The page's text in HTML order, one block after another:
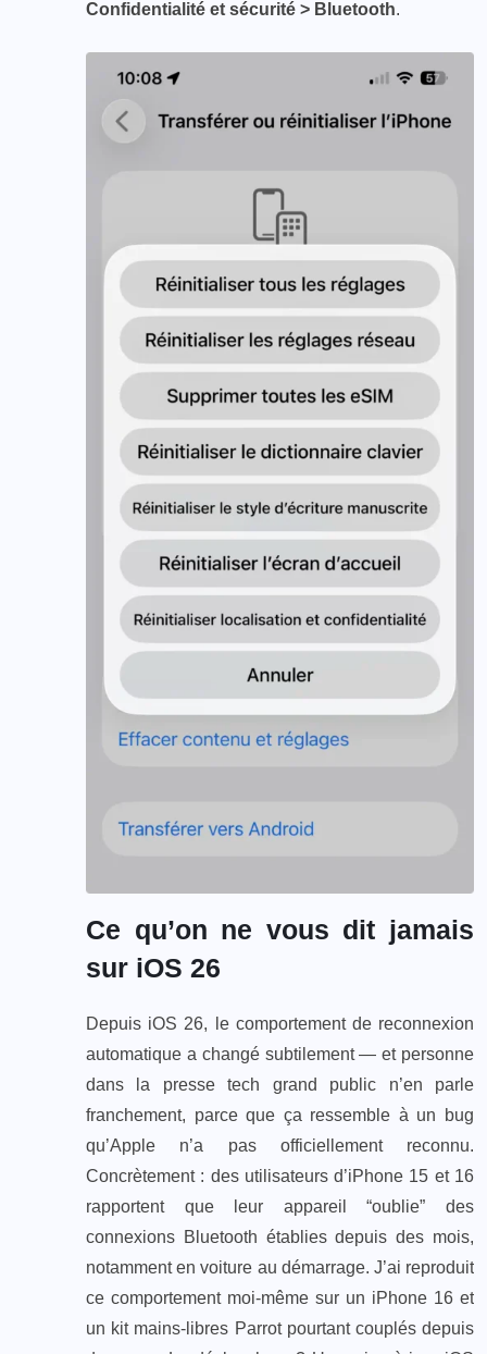
Confidentialité et sécurité > Bluetooth.
Ce qu’on ne vous dit jamais
sur iOS 26
Depuis iOS 26, le comportement de reconnexion
automatique a changé subtilement — et personne
dans la presse tech grand public n’en parle
franchement, parce que ça ressemble à un bug
qu’Apple n’a pas officiellement reconnu.
Concrètement : des utilisateurs d’iPhone 15 et 16
rapportent que leur appareil “oublie” des
connexions Bluetooth établies depuis des mois,
notamment en voiture au démarrage. J’ai reproduit
ce comportement moi-même sur un iPhone 16 et
un kit mains-libres Parrot pourtant couplés depuis